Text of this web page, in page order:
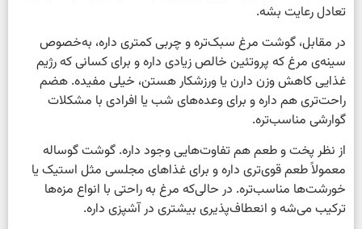
تعادل رعایت بشه.
در مقابل، گوشت مرغ سبک‌تره و چربی کمتری داره، به‌خصوص
سینه‌ی مرغ که پروتئین خالص زیادی داره و برای کسانی که رژیم
غذایی کاهش وزن دارن یا ورزشکار هستن، خیلی مفیده. هضم
راحت‌تری هم داره و برای وعده‌های شب یا افرادی با مشکلات
گوارشی مناسب‌تره.
از نظر پخت و طعم هم تفاوت‌هایی وجود داره. گوشت گوساله
معمولاً طعم قوی‌تری داره و برای غذاهای مجلسی مثل استیک یا
خورشت‌ها مناسب‌تره. در حالی‌که مرغ به راحتی با انواع مزه‌ها
ترکیب می‌شه و انعطاف‌پذیری بیشتری در آشپزی داره.